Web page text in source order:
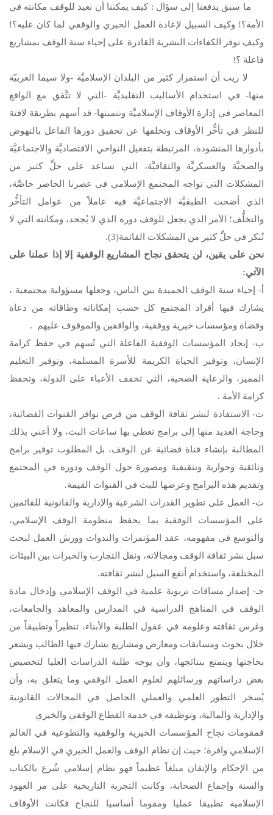
ما سبق يدفعنا إلى سؤال : كيف يمكننا أن نعيد للوقف مكانته في
الأمة؟! وكيف السبيل لإعادة العمل الخيري والوقفي لما كان عليه؟!
وكيف نوفر الكفاءات البشرية القادرة على إحياء سنة الوقف بمشاريع
فاعلة ؟!
لا ريب أن استمرار كثير من البلدان الإسلاميَّة -ولا سيما العربيّة
منها- في استخدام الأساليب التقليديَّة -التي لا تتَّفق مع الواقع
المعاصر في إدارة الأوقاف الإسلاميَّة وتنميتها- قد أسهم بطريقة لافتة
للنظر في تأخُّر الأوقاف وتخلفها عن تحقيق دورها الفاعل بالنهوض
بأدوارها المنشودة، المرتبطة بتفعيل النواحي الاقتصاديَّة والاجتماعيَّة
والصحيَّة والعسكريَّة والثقافيَّة، التي تساعد على حلِّ كثير من
المشكلات التي تواجه المجتمع الإسلامي في عصرنا الحاضر خاصَّة،
الذي أضحت الطبقيَّة الاجتماعيَّة فيه عاملاً من عوامل التأخُّر
والتخلُّف؛ الأمر الذي يجعل للوقف دوره الذي لا يُجحد، ومكانته التي لا
تُنكر في حلِّ كثير من المشكلات القائمة(3).
نحن على يقين، لن يتحقق نجاح المشاريع الوقفية إلا إذا عملنا على
الآتي:
أ- إحياء سنة الوقف الحميدة بين الناس، وجعلها مسؤولية مجتمعية ،
يشارك فيها أفراد المجتمع كل حسب إمكاناته وطاقاته من دعاة
وقضاة ومؤسسات خيرية ووقفية، والواقفين والموقوف عليهم .
ب- إيجاد المؤسسات الوقفية الفاعلة التي تُسهم في حفظ كرامة
الإنسان، وتوفير الحياة الكريمة للأسرة المسلمة، وتوفير التعليم
المميز، والرعاية الصحية، التي تخفف الأعباء على الدولة، وتحفظ
كرامة الأمة .
ت- الاستفادة لنشر ثقافة الوقف من فرص توافر القنوات الفضائية،
وحاجة العديد منها إلى برامج تغطي بها ساعات البث، ولا أعني بذلك
المطالبة بإنشاء قناة فضائية عن الوقف، بل المطلوب توفير برامج
وثائقية وحوارية وتثقيفية ومصورة حول الوقف ودوره في المجتمع
وتقديم هذه البرامج وعرضها للبث في القنوات القيمة.
ث- العمل على تطوير القدرات الشرعية والإدارية والقانونية للقائمين
على المؤسسات الوقفية بما يحفظ منظومة الوقف الإسلامي،
والتوسع في مفهومه، عقد المؤتمرات والندوات وورش العمل لبحث
سبل نشر ثقافة الوقف ومجالاته، ونقل التجارب والخبرات بين البيئات
المختلفة، واستخدام أنفع السبل لنشر ثقافته.
جـ- إصدار مساقات تربوية علمية في الوقف الإسلامي وإدخال مادة
الوقف في المناهج الدراسية في المدارس والمعاهد والجامعات،
وغرس ثقافته وعلومه في عقول الطلبة والأبناء، تنظيراً وتطبيقاً من
خلال بحوث ومسابقات ومعارض ومشاريع يشارك فيها الطالب ويشعر
بحاجتها ويتمتع بنتائجها، وأن يوجه طلبة الدراسات العليا لتخصيص
بعض دراساتهم ورسائلهم لعلوم العمل الوقفي وما يتعلق به، وأن
يُسخر التطور العلمي والعملي الحاصل في المجالات القانونية
والإدارية والمالية، وتوظيفه في خدمة القطاع الوقفي والخيري
فمقومات نجاح المؤسسات الخيرية والوقفية والتطوعية في العالم
الإسلامي وافرة؛ حيث إن نظام الوقف والعمل الخيري في الإسلام بلغ
من الإحكام والإتقان مبلغاً عظيماً فهو نظام إسلامي شُرع بالكتاب
والسنة وإجماع الصحابة، وكانت التجربة التاريخية على مر العهود
الإسلامية تطبيقا عمليا ومقوما أساسيا للنجاح فكانت الأوقاف